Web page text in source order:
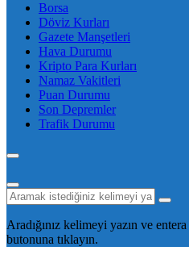
Borsa
Döviz Kurları
Gazete Manşetleri
Hava Durumu
Kripto Para Kurları
Namaz Vakitleri
Puan Durumu
Son Depremler
Trafik Durumu
Aradığınız kelimeyi yazın ve
butonuna tıklayın.